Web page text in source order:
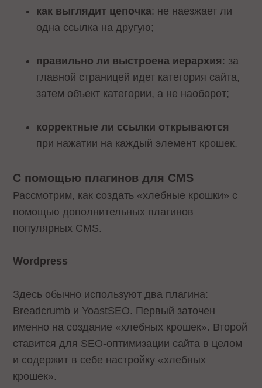
как выглядит цепочка: не наезжает ли
одна ссылка на другую;
правильно ли выстроена иерархия : за
главной страницей идет категория сайта,
затем объект категории, а не наоборот;
корректные ли ссылки открываются
при нажатии на каждый элемент крошек.
С помощью плагинов для CMS
Рассмотрим, как создать «хлебные крошки» с
помощью дополнительных плагинов
популярных CMS.
Wordpress
Здесь обычно используют два плагина:
Breadcrumb и YoastSEO. Первый заточен
именно на создание «хлебных крошек». Второй
ставится для SEO-оптимизации сайта в целом
и содержит в себе настройку «хлебных
крошек».